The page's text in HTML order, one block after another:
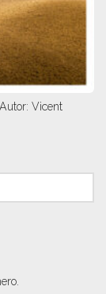
Vicent